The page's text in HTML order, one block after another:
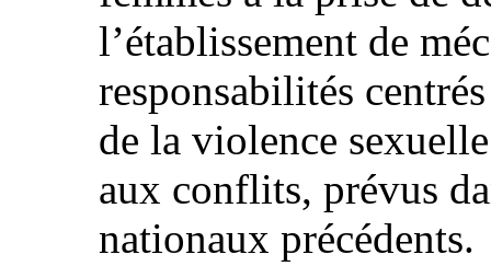
l’établissement de
responsabilités
de la violence
aux conflits, prévus
nationaux précédents.